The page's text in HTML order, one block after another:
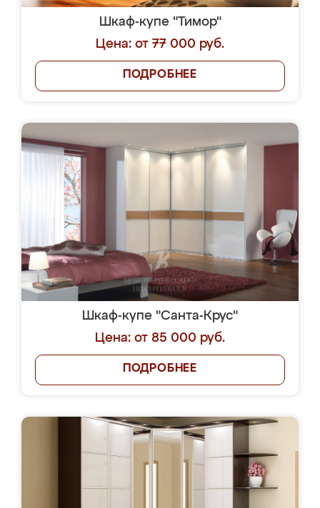
Шкаф-купе "Тимор"
Цена: от 77 000 руб.
ПОДРОБНЕЕ
Шкаф-купе "Санта-Крус"
Цена: от 85 000 руб.
ПОДРОБНЕЕ